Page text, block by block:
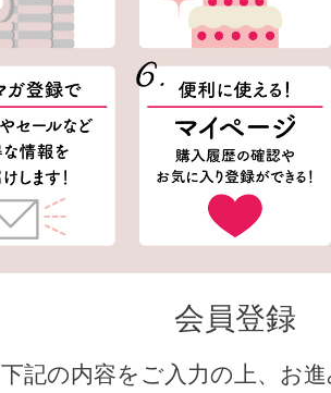
会員登録
下記の内容をご入力の上、お進